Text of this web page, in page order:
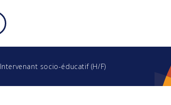
Intervenant socio-éducatif (H/F)